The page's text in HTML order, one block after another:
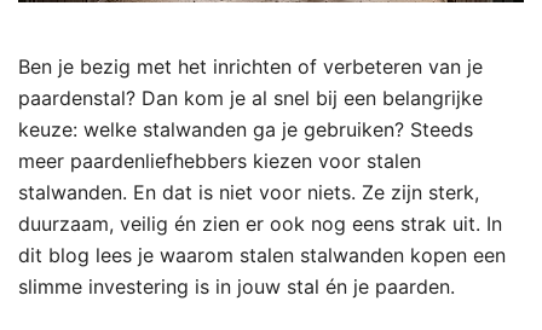
Ben je bezig met het inrichten of verbeteren van je
paardenstal? Dan kom je al snel bij een belangrijke
keuze: welke stalwanden ga je gebruiken? Steeds
meer paardenliefhebbers kiezen voor stalen
stalwanden. En dat is niet voor niets. Ze zijn sterk,
duurzaam, veilig én zien er ook nog eens strak uit. In
dit blog lees je waarom stalen stalwanden kopen een
slimme investering is in jouw stal én je paarden.